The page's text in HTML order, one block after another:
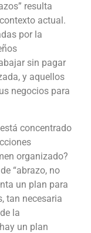
resulta
actual.
por la
sin pagar
y aquellos
negocios para
concentrado
organizado?
“abrazo, no
un plan para
tan necesaria
la
un plan